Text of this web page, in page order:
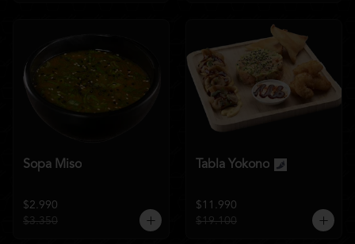
Sopa Miso
$2.990
$3.350
Tabla Yokono
$11.990
$19.100